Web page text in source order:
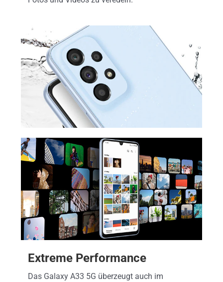
Extreme Performance
Das Galaxy A33 5G überzeugt auch im